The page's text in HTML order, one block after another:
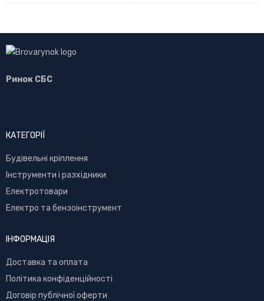
Ринок СБС
КАТЕГОРІЇ
Будівельні кріплення
Інструменти і разхідники
Електротовари
Електро та бензоінструмент
ІНФОРМАЦІЯ
Доставка та оплата
Політика конфіденційності
Договір публічної оферти